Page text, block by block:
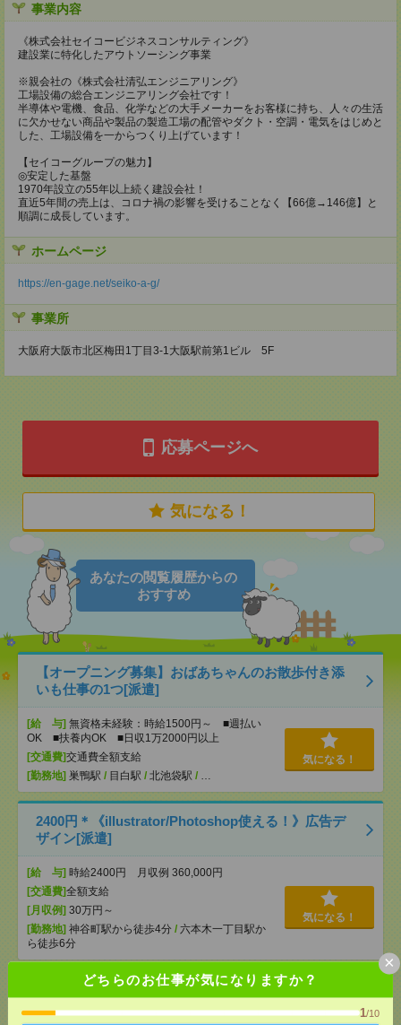
どちらのお仕事が気になりますか？
1/10
×
事業内容
《株式会社セイコービジネスコンサルティング》
建設業に特化したアウトソーシング事業
※親会社の《株式会社清弘エンジニアリング》
工場設備の総合エンジニアリング会社です！
半導体や電機、食品、化学などの大手メーカーをお客様に持ち、人々の生活
に欠かせない商品や製品の製造工場の配管やダクト・空調・電気をはじめと
した、工場設備を一からつくり上げています！
【セイコーグループの魅力】
◎安定した基盤
1970年設立の55年以上続く建設会社！
直近5年間の売上は、コロナ禍の影響を受けることなく【66億→146億】と
順調に成長しています。
ホームページ
https://en-gage.net/seiko-a-g/
事業所
大阪府大阪市北区梅田1丁目3-1大阪駅前第1ビル 5F
応募ページへ
気になる！
あなたの閲覧履歴からの
おすすめ
【オープニング募集】おばあちゃんのお散歩付き添
いも仕事の1つ[派遣]
[給 与] 無資格未経験：時給1500円～ ■週払い
OK ■扶養内OK ■日収1万2000円以上
[交通費]交通費全額支給
[勤務地] 巣鴨駅 / 目白駅 / 北池袋駅 /
気になる！
2400円＊《illustrator/Photoshop使える！》広告デ
ザイン[派遣]
[給 与] 時給2400円 月収例 360,000円
[交通費]全額支給
[月収例] 30万円～
[勤務地] 神谷町駅から徒歩4分 / 六本木一丁目駅か
ら徒歩6分
気になる！
【在宅勤務OK】時給3000円！10～16時＊残業ほぼな